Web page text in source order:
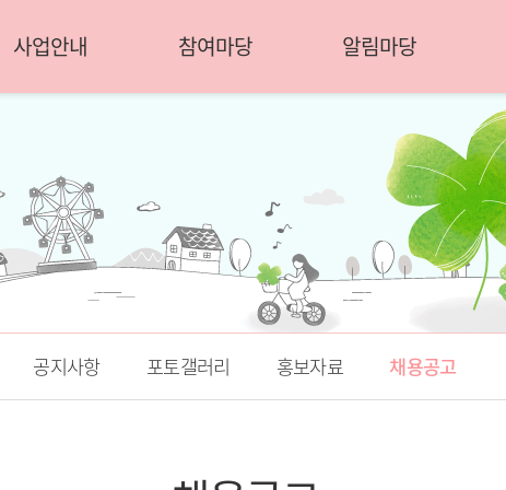
사업안내 참여마당 알림마당
공지사항 포토갤러리 홍보자료 채용공고